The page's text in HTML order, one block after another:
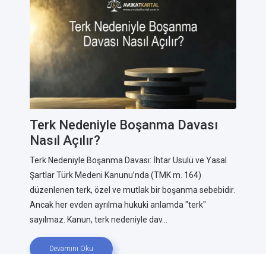
Terk Nedeniyle Boşanma Davası
Nasıl Açılır?
Terk Nedeniyle Boşanma Davası: İhtar Usulü ve Yasal
Şartlar Türk Medeni Kanunu’nda (TMK m. 164)
düzenlenen terk, özel ve mutlak bir boşanma sebebidir.
Ancak her evden ayrılma hukuki anlamda "terk"
sayılmaz. Kanun, terk nedeniyle dav...
Devamını Oku